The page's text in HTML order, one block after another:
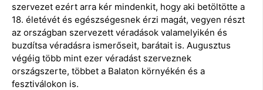
szervezet ezért arra kér mindenkit, hogy aki betöltötte a
18. életévét és egészségesnek érzi magát, vegyen részt
az országban szervezett véradások valamelyikén és
buzdítsa véradásra ismerőseit, barátait is. Augusztus
végéig több mint ezer véradást szerveznek
országszerte, többet a Balaton környékén és a
fesztiválokon is.